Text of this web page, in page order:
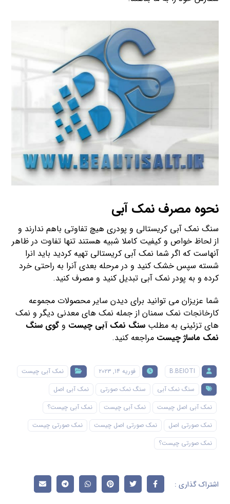
نحوه مصرف نمک آبی
سنگ نمک آبی کریستالی و پودری هیچ تفاوتی باهم ندارند و
از لحاظ خواص و کیفیت کاملا شبیه هستند تنها تفاوت در ظاهر
آنهاست که اگر شما نمک آبی کریستالی تهیه کردید باید انرا
شسته سپس خشک کنید و در مرحله بعدی آنرا به راحتی خرد
کرده و به پودر نمک آبی تبدیل کنید و مصرف کنید.
شما عزیزان می توانید برای دیدن سایر محصولات مجموعه
کارخانجات نمک سمنان از جمله نمک های معدنی دیگر و نمک
های تزئینی به مطلبسنگ نمک آبی چیست وگوی سنگ
نمک ماساژ چیست مراجعه کنید.
B.BEIOTI فوریه ۱۴, ۲۰۲۳
نمک آبی چیست
سنگ نمک آبی
سنگ نمک صورتی
نمک آبی اصل
نمک آبی اصل چیست
نمک آبی چیست
نمک آبی چیست؟
نمک صورتی اصل
نمک صورتی اصل چیست
نمک صورتی چیست
نمک صورتی چیست؟